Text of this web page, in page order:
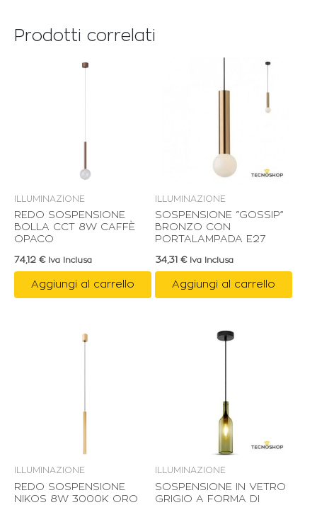
Prodotti correlati
ILLUMINAZIONE
REDO SOSPENSIONE
BOLLA CCT 8W CAFFÈ
OPACO
74,12 € Iva Inclusa
Aggiungi al carrello
ILLUMINAZIONE
SOSPENSIONE “GOSSIP”
BRONZO CON
PORTALAMPADA E27
34,31 € Iva Inclusa
Aggiungi al carrello
ILLUMINAZIONE
REDO SOSPENSIONE
NIKOS 8W 3000K ORO
ILLUMINAZIONE
SOSPENSIONE IN VETRO
GRIGIO A FORMA DI